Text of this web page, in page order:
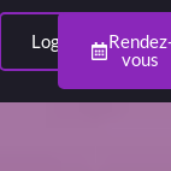
Login
vous